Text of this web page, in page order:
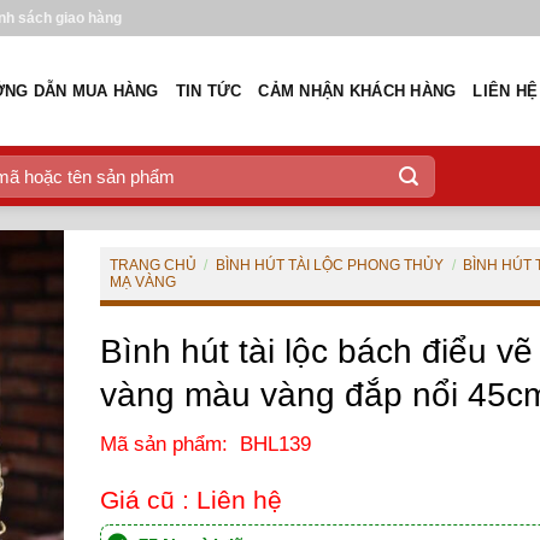
sách giao hàng
DẪN MUA HÀNG TIN TỨC CẢM NHẬN KHÁCH HÀNG LIÊN HỆ
TRANG CHỦ / BÌNH HÚT TÀI LỘC PHONG THỦY /
BÌNH HÚT
MẠ VÀNG
Bình hút tài lộc bách điểu vẽ
vàng màu vàng đắp nổi
Mã sản phẩm: BHL139
Giá cũ : Liên hệ